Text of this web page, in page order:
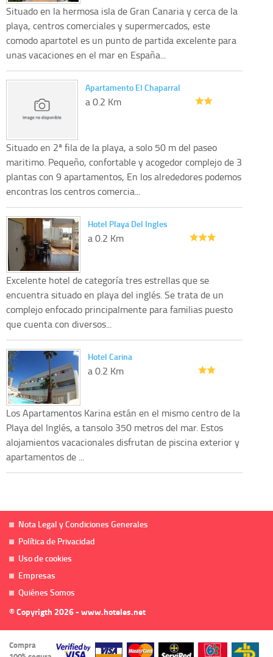
Situado en la hermosa isla de Gran Canaria y cerca de la
playa, centros comerciales y supermercados, este
comodo apartotel es un punto de partida excelente para
unas vacaciones en el mar en España...
Apartamento El Chaparral
a 0.2 Km
Situado en 2ª fila de la playa, a solo 50 m del paseo
maritimo. Pequeño, confortable y acogedor complejo de 3
plantas con 9 apartamentos, En los alrededores podemos
encontras los centros comercia...
Hotel Playa Del Ingles
a 0.2 Km
Excelente hotel de categoría tres estrellas que se
encuentra situado en playa del inglés. Se trata de un
complejo enfocado principalmente para familias puesto
que cuenta con diversos...
Hotel Carina
a 0.2 Km
Los Apartamentos Karina están en el mismo centro de la
Playa del Inglés, a tansolo 350 metros del mar. Estos
alojamientos vacacionales disfrutan de piscina exterior y
apartamentos de ...
Nota Legal y Condiciones Generales
Política de Privacidad
Uso de cookies
Empresas
Quiénes Somos
© Copyrigth 2026 - www.hoteles.net
Compra